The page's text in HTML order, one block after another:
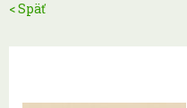
< Späť